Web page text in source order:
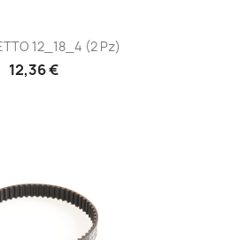
12_18_4 (2 Pz)
12,36 €